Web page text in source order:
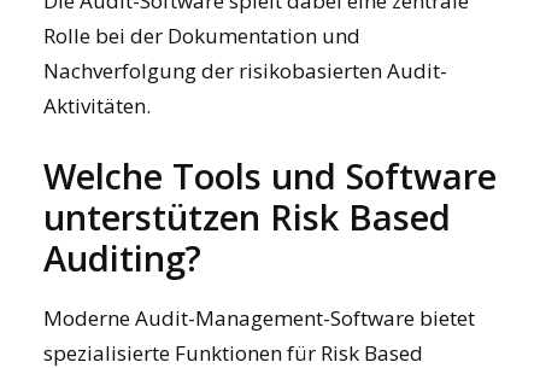
Rolle bei der Dokumentation und
Nachverfolgung der risikobasierten Audit-
Aktivitäten.
Welche Tools und Software
unterstützen Risk Based
Auditing?
Moderne Audit-Management-Software bietet
spezialisierte Funktionen für Risk Based